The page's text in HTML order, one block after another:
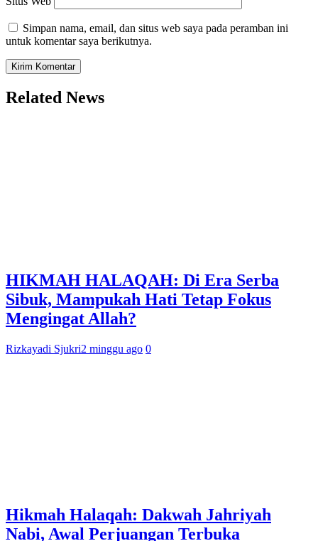
Simpan nama, email, dan situs web saya pada peramban ini
untuk komentar saya berikutnya.
Related News
HIKMAH HALAQAH: Di Era Serba
Sibuk, Mampukah Hati Tetap Fokus
Mengingat Allah?
Rizkayadi Sjukri2 minggu ago 0
Hikmah Halaqah: Dakwah Jahriyah
Nabi, Awal Perjuangan Terbuka